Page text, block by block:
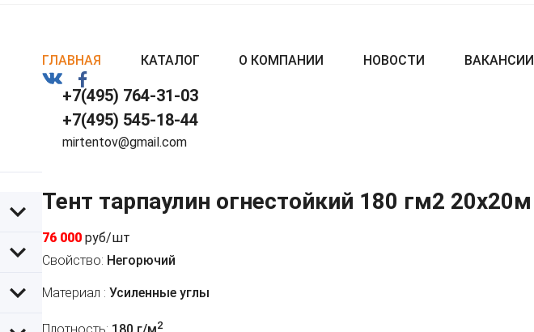
ГЛАВНАЯ КАТАЛОГ О КОМПАНИИ НОВОСТИ ВАКАНСИИ
+7(495) 764-31-03
+7(495) 545-18-44
mirtentov@gmail.com
Тент тарпаулин огнестойкий 180 гм2 20x20м
76 000 руб/шт
Свойство: Негорючий
Материал : Усиленные углы
2